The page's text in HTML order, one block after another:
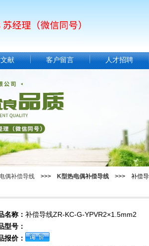
献 客户留言 人才招聘
偶补偿导线 >>> K型热电偶补偿导线 >>> 补偿导
名称： 补偿导线ZR-KC-G-YPVR2×1.5mm2
型号：
报价：